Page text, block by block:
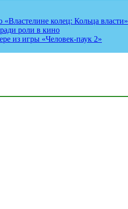
колец: Кольца власти»
роли в кино
из игры «Человек-паук 2»